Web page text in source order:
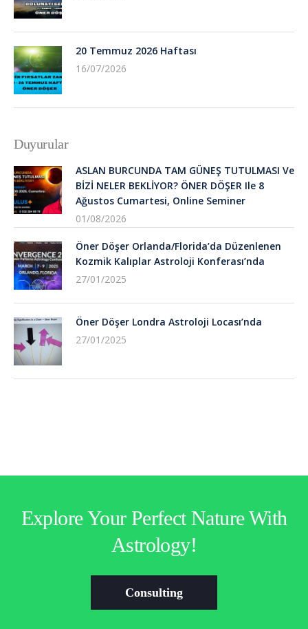
20 Temmuz 2026 Haftası
16/07/2026
Duyurular
ASLAN BURCUNDA TAM GÜNEŞ TUTULMASI Ve
BİZİ NELER BEKLİYOR? ÖNER DÖŞER Ile 8
Ağustos Cumartesi, Online Seminer
01/08/2026
Öner Döşer Orlanda/Florida’da Düzenlenen
Kozmik Kalıplar Astroloji Konferası’nda
27/01/2025
Öner Döşer Londra Astroloji Locası’nda
27/01/2025
Explore Your Perfect Nature With
Astrology!
Consulting